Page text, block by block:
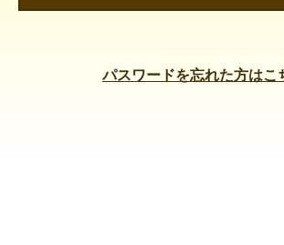
パスワードを忘れた方はこ